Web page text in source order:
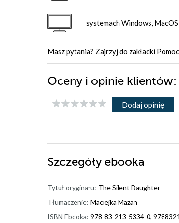
systemach Windows,
Masz pytania? Zajrzyj do zakładki Pomoc
Oceny i opinie
Dodaj opinię
Szczegóły ebooka
Tytuł oryginału: The Silent Daughter
Tłumaczenie: Maciejka Mazan
ISBN Ebooka: 978-83-213-5334-0,